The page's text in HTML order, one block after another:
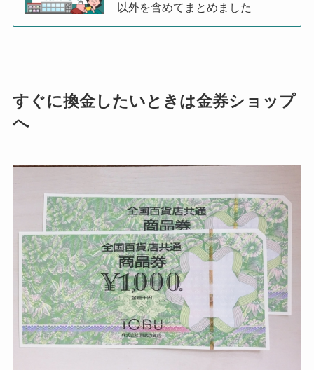
以外を含めてまとめました
すぐに換金したいときは金券ショップ
へ